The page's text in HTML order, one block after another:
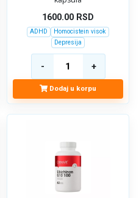
1600.00 RSD
ADHD
Homocistein visok
Depresija
Dodaj u korpu